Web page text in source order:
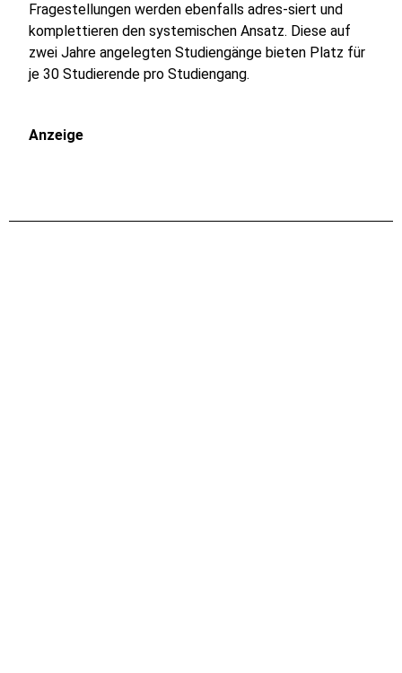
Fragestellungen werden ebenfalls adres-siert und
komplettieren den systemischen Ansatz. Diese auf
zwei Jahre angelegten Studiengänge bieten Platz für
je 30 Studierende pro Studiengang.
Anzeige